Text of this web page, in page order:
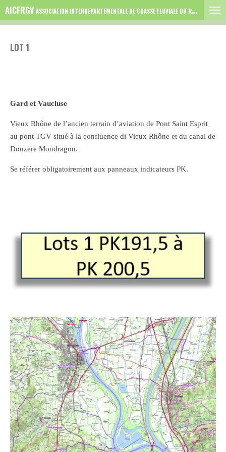
Passer
au
principal
AICFRGV ASSOCIATION INTERDEPARTEMENTALE DE CHASSE FLUVIALE DU RHONE GARD VAUCLUSE
LOT 1
Gard et Vaucluse
Vieux Rhône de l’ancien terrain d’aviation de Pont Saint Esprit
au pont TGV situé à la confluence di Vieux Rhône et du canal de
Donzère Mondragon.
Se référer obligatoirement aux panneaux indicateurs PK.